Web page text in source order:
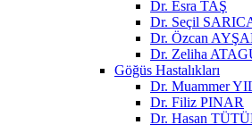
Dr. Esra TAŞ
Dr. Seçil
Dr. Özcan
Dr. Zeliha
Göğüs Hastalıkları
Dr. Muammer
Dr. Filiz PINAR
Dr. Hasan